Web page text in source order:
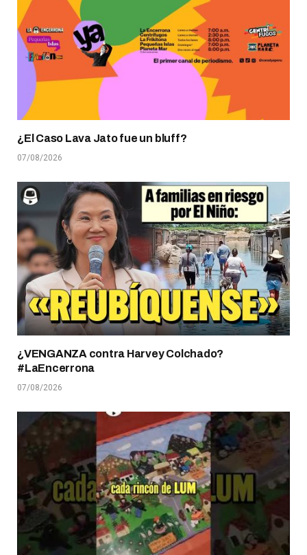
¿El Caso Lava Jato fue un bluff?
07/08/2026
¿VENGANZA contra Harvey Colchado?
#LaEncerrona
07/08/2026